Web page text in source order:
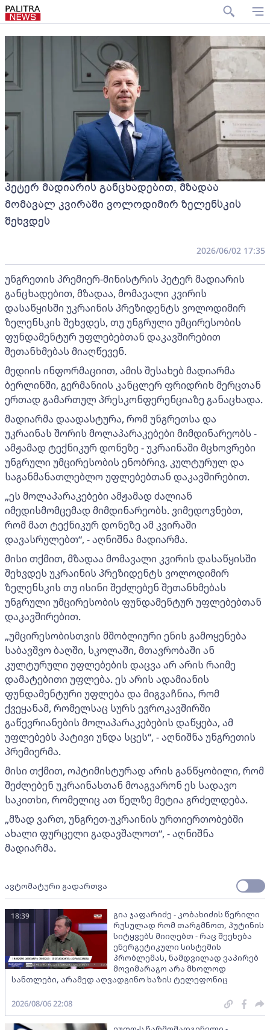
პეტერ მადიარის განცხადებით, მზადაა
მომავალ კვირაში ვოლოდიმირ ზელენსკის
შეხვდეს
2026/06/02 17:35
უნგრეთის პრემიერ-მინისტრის პეტერ მადიარის
განცხადებით, მზადაა, მომავალი კვირის
დასაწყისში უკრაინის პრეზიდენტს ვოლოდიმირ
ზელენსკის შეხვდეს, თუ უნგრული უმცირესობის
ფუნდამენტურ უფლებებთან დაკავშირებით
შეთანხმებას მიაღწევენ.
მედიის ინფორმაციით, ამის შესახებ მადიარმა
ბერლინში, გერმანიის კანცლერ ფრიდრიხ მერცთან
ერთად გამართულ პრესკონფერენციაზე განაცხადა.
მადიარმა დაადასტურა, რომ უნგრეთსა და
უკრაინას შორის მოლაპარაკებები მიმდინარეობს -
ამჟამად ტექნიკურ დონეზე - უკრაინაში მცხოვრები
უნგრული უმცირესობის ენობრივ, კულტურულ და
საგანმანათლებლო უფლებებთან დაკავშირებით.
„ეს მოლაპარაკებები ამჟამად ძალიან
იმედისმომცემად მიმდინარეობს. ვიმედოვნებთ,
რომ მათ ტექნიკურ დონეზე ამ კვირაში
დავასრულებთ“, - აღნიშნა მადიარმა.
მისი თქმით, მზადაა მომავალი კვირის დასაწყისში
შეხვდეს უკრაინის პრეზიდენტს ვოლოდიმირ
ზელენსკის თუ ისინი შეძლებენ შეთანხმებას
უნგრული უმცირესობის ფუნდამენტურ უფლებებთან
დაკავშირებით.
„უმცირესობისთვის მშობლიური ენის გამოყენება
საბავშვო ბაღში, სკოლაში, მთავრობაში ან
კულტურული უფლებების დაცვა არ არის რაიმე
დამატებითი უფლება. ეს არის ადამიანის
ფუნდამენტური უფლება და მიგვაჩნია, რომ
ქვეყანამ, რომელსაც სურს ევროკავშირში
გაწევრიანების მოლაპარაკებების დაწყება, ამ
უფლებებს პატივი უნდა სცეს“, - აღნიშნა უნგრეთის
პრემიერმა.
მისი თქმით, ოპტიმისტურად არის განწყობილი, რომ
შეძლებენ უკრაინასთან მოაგვარონ ეს სადავო
საკითხი, რომელიც ათ წელზე მეტია გრძელდება.
„მზად ვართ, უნგრეთ-უკრაინის ურთიერთობებში
ახალი ფურცელი გადავშალოთ“, - აღნიშნა
მადიარმა.
ავტომატური გადართვა
გია ჯაფარიძე - კობახიძის წერილი
რუსულად რომ თარგმნოთ, პუტინის
სიტყვებს მიიღებთ - რაც შეეხება
ენერგეტიკული სისტემის
პრობლემას, ნამდვილად ვაპირებ
მოვიმარაგო არა მხოლოდ
სანთლები, არამედ აღვადგინო ხაზის ტელეფონიც
18:39
2026/08/06 22:08